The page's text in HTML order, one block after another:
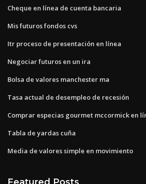
Cheque en línea de cuenta bancaria
Mis futuros fondos cvs
Itr proceso de presentación en línea
Negociar futuros en un ira
Bolsa de valores manchester ma
Tasa actual de desempleo de recesión
Comprar especias gourmet mccormick en
Tabla de yardas cuña
Media de valores simple en movimiento
Featured Posts